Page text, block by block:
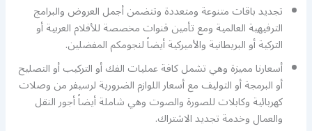
تجديد باقات متنوعة ومتعددة وتتضمن أجمل العروض والبرامج
الترفيهية العالمية ومع تأمين قنوات مخصصة للأفلام العربية أو
التركية أو البريطانية والأميركية أيضاً لنجومكم المفضلين.
أسعارنا مميزة وهي تشمل كافة عمليات الفك أو التركيب أو التصليح
أو البرمجة أو التوليف مع أسعار اللوازم الضرورية لرسيفر من وصلات
كهربائية وكابلات للصورة والصوت وهي شاملة أيضاً أجور النقل
والعمال وخدمة تجديد الاشتراك.